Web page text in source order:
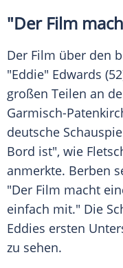
"Der Film
Der Film über den
"Eddie" Edwards
großen Teilen an
Garmisch-
deutsche
Bord ist", wie
anmerkte. Berben
"Der Film macht
einfach mit." Die
Eddies ersten
zu sehen.